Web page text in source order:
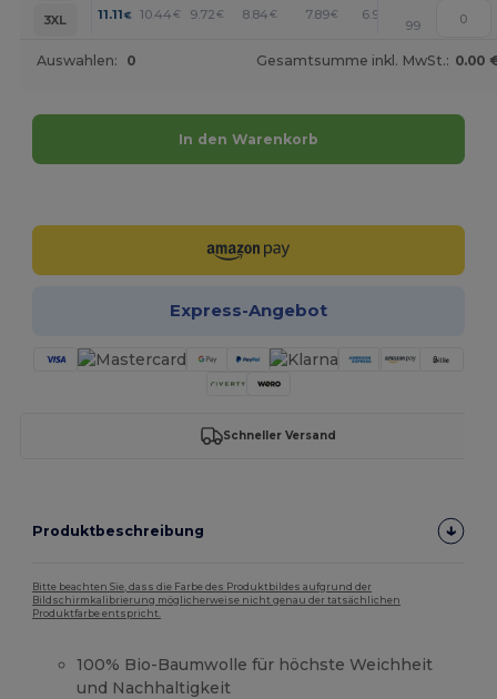
3XL
11.11 € 10.44 € 9.72 € 8.84 € 7.89€ 6.94
99
Auswahlen: 0 Gesamtsumme inkl. MwSt.: 0.00
In den Warenkorb
Express-Angebot
Schneller Versand
Produktbeschreibung
Bitte beachten Sie, dass die Farbe des Produktbildes aufgrund der
Bildschirmkalibrierung möglicherweise nicht genau der tatsächlichen
Produktfarbe entspricht.
100% Bio-Baumwolle für höchste Weichheit
und Nachhaltigkeit